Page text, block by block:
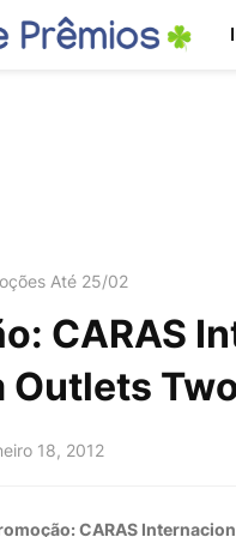
Até 25/02
CARAS
Outlets
18, 2012
CARAS